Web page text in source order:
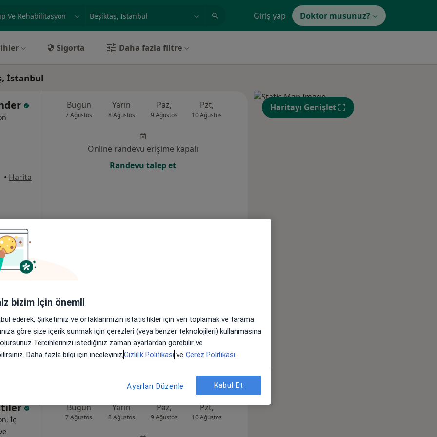
Giriş yap Doktor musunuz?
Sigorta Daha fazla filtre
İstanbul
• Harita
Bugün
7 Ağustos
Yarın
8 Ağustos
Paz,
9 Ağustos
Pzt,
10 Ağustos 11 Ağustos
Çar,
12 Ağustos
Per,
13 Ağustos
Online randevu erişime kapalı
Randevu talep et
• Harita
Randevu talep et
İç
Bugün
7 Ağustos
Yarın
8 Ağustos
Paz,
9 Ağustos
Pzt,
10 Ağustos
Sal,
Haritayı Genişlet
bizim için önemli
ederek, Şirketimiz ve ortaklarımızın istatistikler için veri toplamak ve tarama
göre size içerik sunmak için çerezleri (veya benzer teknolojileri) kullanmasına
istediğiniz zaman ayarlardan görebilir ve
Daha fazla bilgi için inceleyiniz,Gizlilik Politikası ve Çerez Politikası.
Ayarları Düzenle Kabul Et